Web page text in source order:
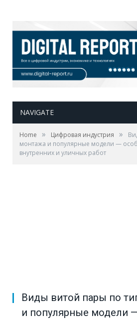
NAVIGATE
Home » Цифровая индустрия »
монтажа и популярные модели —
внутренних и уличных работ
Виды витой пары по
и популярные модели —